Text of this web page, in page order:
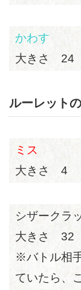
かわす
大きさ 24
ルーレット
ミス
大きさ 4
シザーク
大きさ 32
※バトル相
ていたら、